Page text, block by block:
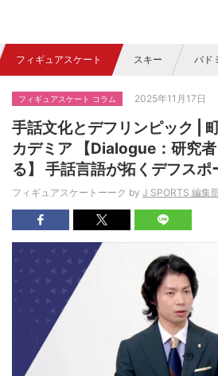
フィギュアスケート スキー バド
フィギュアスケート コラム 2025年11月17日
手話文化とデフリンピック |
カデミア 【Dialogue：研究
る】 手話言語が拓くデフス
フィギュアスケートーーク by J SPORTS 編集